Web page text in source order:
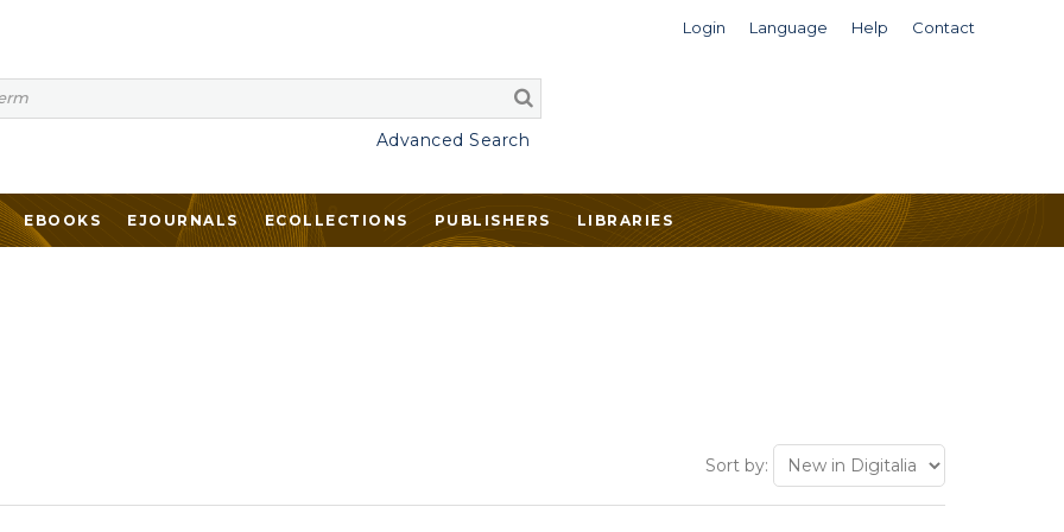
Login Language Help Contact
Advanced Search
EBOOKS EJOURNALS ECOLLECTIONS PUBLISHERS LIBRARIES
Sort by: